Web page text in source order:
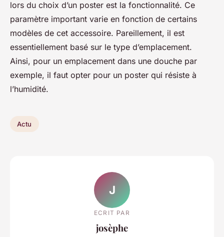
lors du choix d’un poster est la fonctionnalité. Ce
paramètre important varie en fonction de certains
modèles de cet accessoire. Pareillement, il est
essentiellement basé sur le type d’emplacement.
Ainsi, pour un emplacement dans une douche par
exemple, il faut opter pour un poster qui résiste à
l’humidité.
Actu
J
ECRIT PAR
josèphe